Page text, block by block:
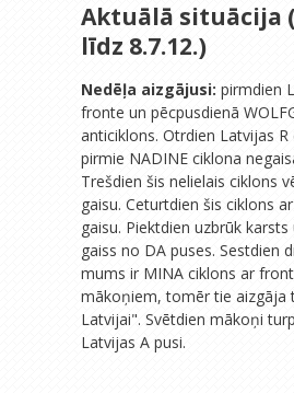
Aktuālā situācija
līdz 8.7.12.)
Nedēļa aizgājusi: pirmdien
fronte un pēcpusdienā
anticiklons. Otrdien Latvijas
pirmie NADINE ciklona
Trešdien šis nelielais ciklons
gaisu. Ceturtdien šis ciklons
gaisu. Piektdien uzbrūk
gaiss no DA puses. Sestdien
mums ir MINA ciklons ar
mākoņiem, tomēr tie aizgāja
Latvijai". Svētdien mākoņi
Latvijas A pusi.